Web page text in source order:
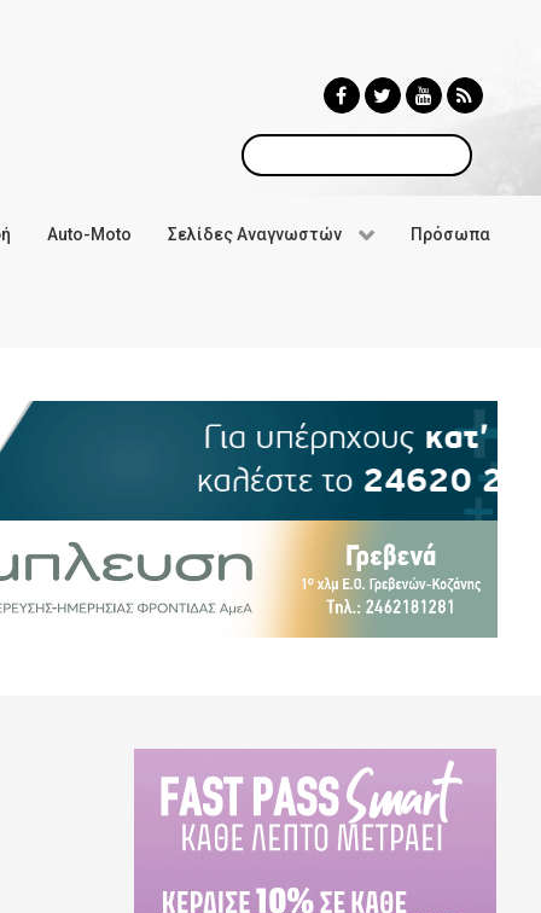
Αναζήτηση
Auto-Moto Σελίδες Αναγνωστών Πρόσωπα